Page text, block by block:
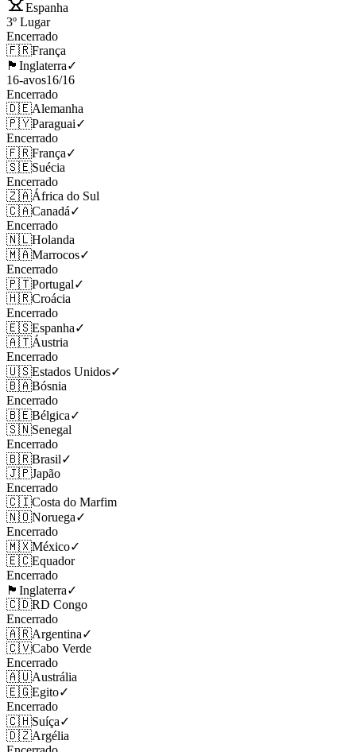
Espanha
3º Lugar
Encerrado
🇫🇷França
🏴󠁧󠁢󠁥󠁮󠁧󠁿 Inglaterra✓
16-avos16/16
Encerrado
🇩🇪Alemanha
🇵🇾Paraguai✓
Encerrado
🇫🇷França✓
🇸🇪Suécia
Encerrado
🇿🇦África do Sul
🇨🇦Canadá✓
Encerrado
🇳🇱Holanda
🇲🇦Marrocos✓
Encerrado
🇵🇹Portugal✓
🇭🇷Croácia
Encerrado
🇪🇸Espanha✓
🇦🇹Áustria
Encerrado
🇺🇸Estados Unidos✓
🇧🇦Bósnia
Encerrado
🇧🇪Bélgica✓
🇸🇳Senegal
Encerrado
🇧🇷Brasil✓
🇯🇵Japão
Encerrado
🇨🇮Costa do Marfim
🇳🇴Noruega✓
Encerrado
🇲🇽México✓
🇪🇨Equador
Encerrado
🏴󠁧󠁢󠁥󠁮󠁧󠁿 Inglaterra✓
🇨🇩RD Congo
Encerrado
🇦🇷Argentina✓
🇨🇻Cabo Verde
Encerrado
🇦🇺Austrália
🇪🇬Egito✓
Encerrado
🇨🇭Suíça✓
🇩🇿Argélia